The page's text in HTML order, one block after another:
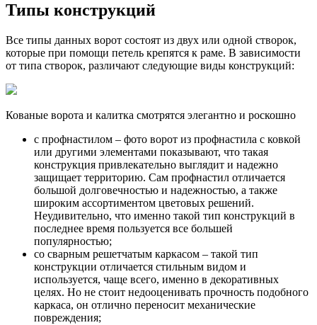
Типы конструкций
Все типы данных ворот состоят из двух или одной створок,
которые при помощи петель крепятся к раме. В зависимости
от типа створок, различают следующие виды конструкций:
Кованые ворота и калитка смотрятся элегантно и роскошно
с профнастилом – фото ворот из профнастила с ковкой
или другими элементами показывают, что такая
конструкция привлекательно выглядит и надежно
защищает территорию. Сам профнастил отличается
большой долговечностью и надежностью, а также
широким ассортиментом цветовых решений.
Неудивительно, что именно такой тип конструкций в
последнее время пользуется все большей
популярностью;
со сварным решетчатым каркасом – такой тип
конструкции отличается стильным видом и
используется, чаще всего, именно в декоративных
целях. Но не стоит недооценивать прочность подобного
каркаса, он отлично переносит механические
повреждения;